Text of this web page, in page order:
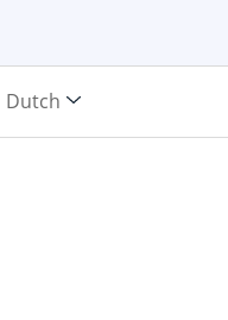
Dutch